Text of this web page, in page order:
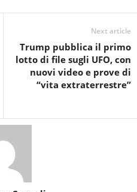
Next article
Trump pubblica il primo
lotto di file sugli UFO, con
nuovi video e prove di
“vita extraterrestre”